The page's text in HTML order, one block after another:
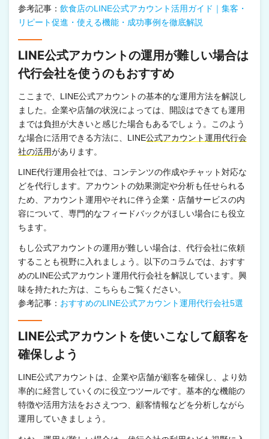
参考記事： 飲食店のLINE公式アカウント活用ガイド｜集客・
リピート促進・使える機能・成功事例を徹底解説
LINE公式アカウントの運用が難しい場合は
代行会社を使うのもおすすめ
ここまで、LINE公式アカウントの基本的な運用方法を解説し
ました。企業や店舗の状況によっては、開設はできても運用
までは負担が大きいと感じた場合もあるでしょう。このよう
な場合に活用できる方法に、LINE公式アカウント運用代行会
社の活用があります。
LINE代行運用会社では、コンテンツの作成やチャット対応な
どを代行します。アカウントの効果測定や分析も任せられる
ため、アカウント運用やそれに伴う企業・店舗サービスの内
容について、専門的なフィードバックがほしい場合にも役立
ちます。
もし公式アカウントの運用が難しい場合は、代行会社に依頼
することも視野に入れましょう。以下のコラムでは、おすす
めのLINE公式アカウント運用代行会社を解説しています。興
味を持たれた方は、こちらもご覧ください。
参考記事： おすすめのLINE公式アカウント運用代行会社5選
LINE公式アカウントを使いこなして顧客を
確保しよう
LINE公式アカウントは、企業や店舗が顧客を確保し、より効
率的に経営していくのに役立つツールです。基本的な機能の
特徴や活用方法をおさえつつ、顧客情報などを分析しながら
運用していきましょう。